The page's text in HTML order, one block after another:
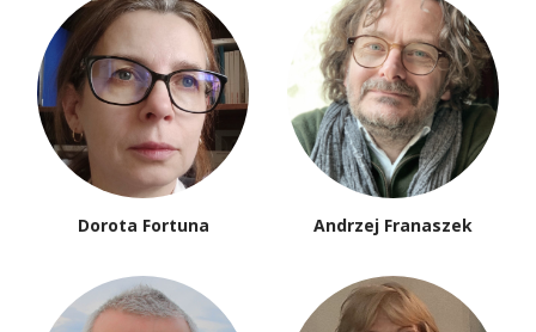
Dorota Fortuna Andrzej Franaszek